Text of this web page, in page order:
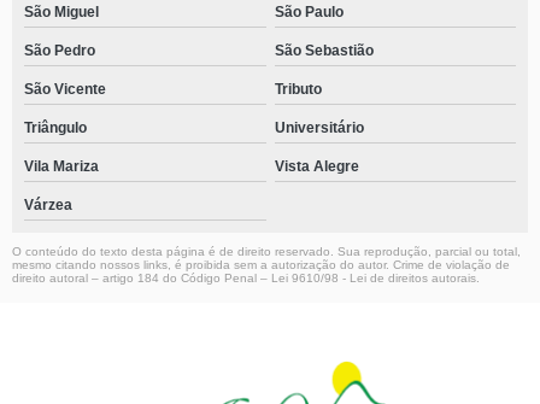
São Miguel São Paulo
São Pedro São Sebastião
São Vicente Tributo
Triângulo Universitário
Vila Mariza Vista Alegre
Várzea
O conteúdo do texto desta página é de direito reservado. Sua reprodução, parcial ou total,
mesmo citando nossos links, é proibida sem a autorização do autor. Crime de violação de
direito autoral – artigo 184 do Código Penal – Lei 9610/98 - Lei de direitos autorais